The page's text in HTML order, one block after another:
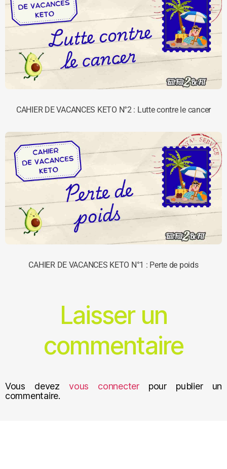
CAHIER DE VACANCES KETO N°2 : Lutte contre le cancer
CAHIER DE VACANCES KETO N°1 : Perte de poids
Laisser un
commentaire
Vous devezvous connecterpour publier un
commentaire.